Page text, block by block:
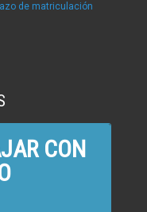
de matriculación
CON